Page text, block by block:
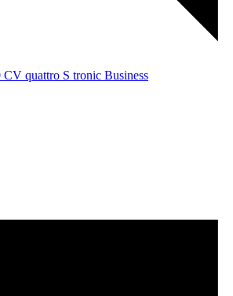
quattro S tronic Business